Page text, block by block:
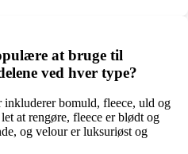
at bruge til
ved hver type?
bomuld, fleece, uld og
at rengøre, fleece er blødt og
og velour er luksuriøst og